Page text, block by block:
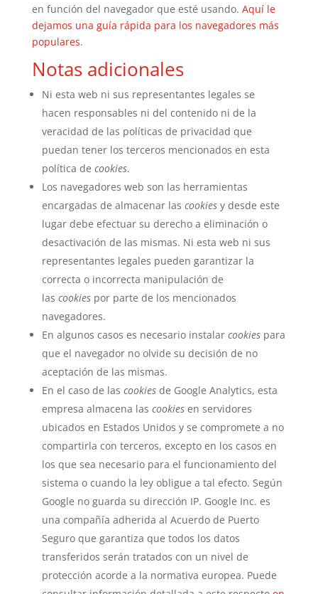
en función del navegador que esté usando. Aquí le
dejamos una guía rápida para los navegadores más
populares.
Notas adicionales
Ni esta web ni sus representantes legales se
hacen responsables ni del contenido ni de la
veracidad de las políticas de privacidad que
puedan tener los terceros mencionados en esta
política de cookies.
Los navegadores web son las herramientas
encargadas de almacenar las cookies y desde este
lugar debe efectuar su derecho a eliminación o
desactivación de las mismas. Ni esta web ni sus
representantes legales pueden garantizar la
correcta o incorrecta manipulación de
las cookies por parte de los mencionados
navegadores.
En algunos casos es necesario instalar cookies para
que el navegador no olvide su decisión de no
aceptación de las mismas.
En el caso de las cookies de Google Analytics, esta
empresa almacena las cookies en servidores
ubicados en Estados Unidos y se compromete a no
compartirla con terceros, excepto en los casos en
los que sea necesario para el funcionamiento del
sistema o cuando la ley obligue a tal efecto. Según
Google no guarda su dirección IP. Google Inc. es
una compañía adherida al Acuerdo de Puerto
Seguro que garantiza que todos los datos
transferidos serán tratados con un nivel de
protección acorde a la normativa europea. Puede